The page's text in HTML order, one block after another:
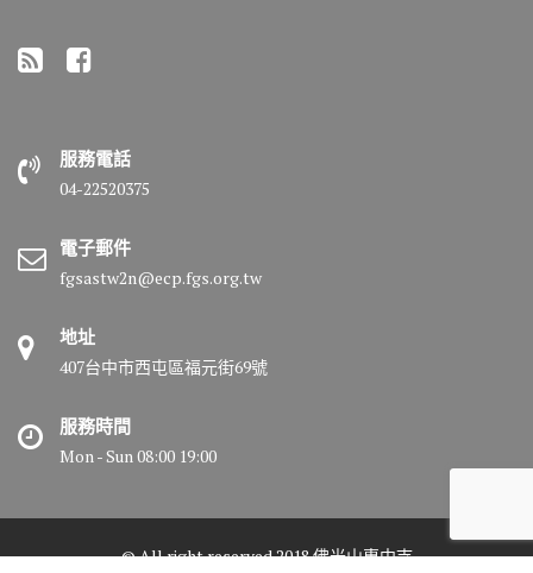
服務電話
04-22520375
電子郵件
fgsastw2n@ecp.fgs.org.tw
地址
407台中市西屯區福元街69號
服務時間
Mon - Sun 08:00 19:00
© All right reserved 2018 佛光山惠中寺